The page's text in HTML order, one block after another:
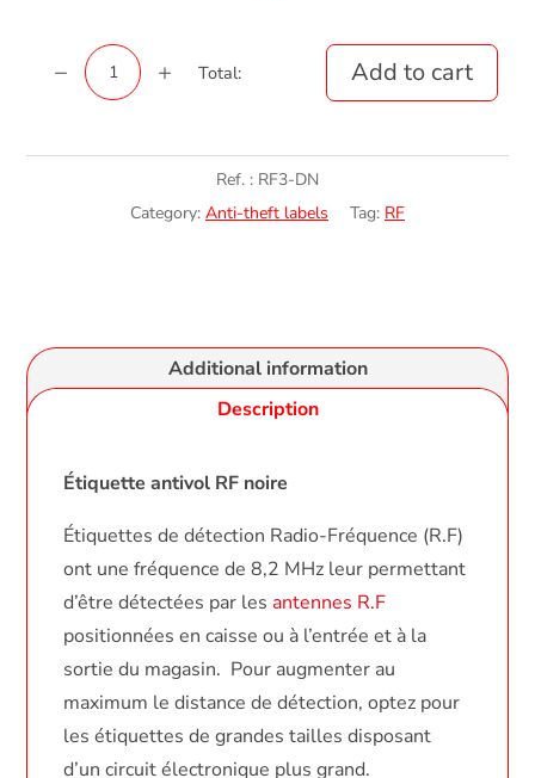
Étiquette
RF
quantity
Total: Add to cart
Ref. : RF3-DN
Category: Anti-theft labels Tag: RF
Description
Additional information
Étiquette antivol RF noire
Étiquettes de détection Radio-Fréquence (R.F)
ont une fréquence de 8,2 MHz leur permettant
d’être détectées par lesantennes R.F
positionnées en caisse ou à l’entrée et à la
sortie du magasin. Pour augmenter au
maximum le distance de détection, optez pour
les étiquettes de grandes tailles disposant
d’un circuit électronique plus grand.